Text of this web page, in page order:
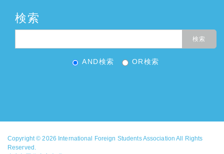
検索
AND検索 OR検索
Copyright © 2026 International Foreign Students Association All Rights
Reserved.